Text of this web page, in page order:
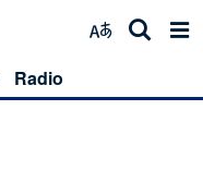
Radio